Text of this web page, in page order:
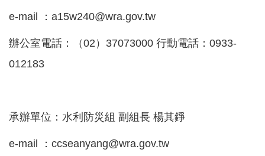
意
信
箱
問
e-mail ：a15w240@wra.gov.tw
辦公室電話：（02）37073000 行動電話：0933-
012183
承辦單位：水利防災組 副組長 楊其錚
e-mail ：ccseanyang@wra.gov.tw